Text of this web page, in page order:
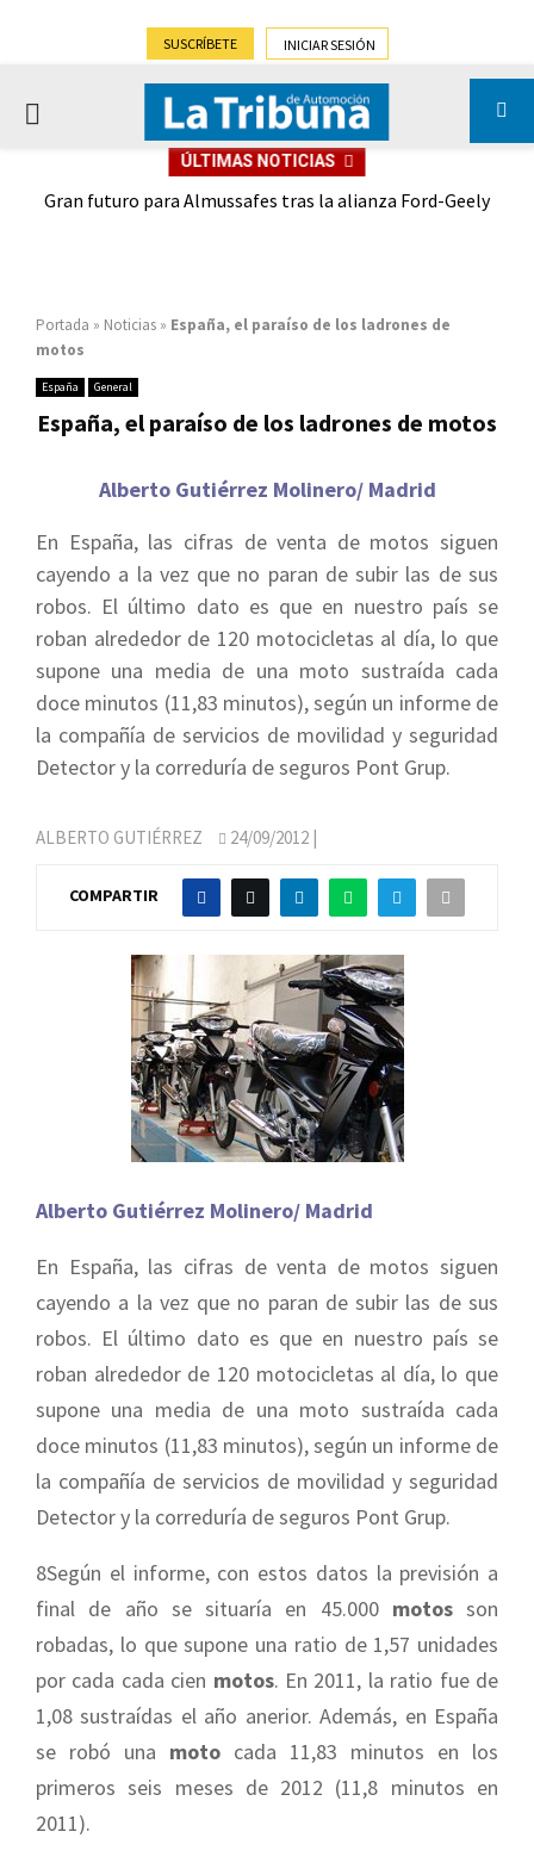
SUSCRÍBETE INICIAR SESIÓN
PRIMARY
ÚLTIMAS NOTICIAS
Gran futuro para Almussafes tras la alianza Ford-Geely
Portada » Noticias » España, el paraíso de los ladrones de
motos
España General
España, el paraíso de los ladrones de motos
Alberto Gutiérrez Molinero/ Madrid
En España, las cifras de venta de motos siguen
cayendo a la vez que no paran de subir las de sus
robos. El último dato es que en nuestro país se
roban alrededor de 120 motocicletas al día, lo que
supone una media de una moto sustraída cada
doce minutos (11,83 minutos), según un informe de
la compañía de servicios de movilidad y seguridad
Detector y la correduría de seguros Pont Grup.
ALBERTO GUTIÉRREZ 24/09/2012 |
COMPARTIR
Alberto Gutiérrez Molinero/ Madrid
En España, las cifras de venta de motos siguen
cayendo a la vez que no paran de subir las de sus
robos. El último dato es que en nuestro país se
roban alrededor de 120 motocicletas al día, lo que
supone una media de una moto sustraída cada
doce minutos (11,83 minutos), según un informe de
la compañía de servicios de movilidad y seguridad
Detector y la correduría de seguros Pont Grup.
8Según el informe, con estos datos la previsión a
final de año se situaría en 45.000 motosson
robadas, lo que supone una ratio de 1,57 unidades
por cada cada cien motos. En 2011, la ratio fue de
1,08 sustraídas el año anerior. Además, en España
se robó una moto cada 11,83 minutos en los
primeros seis meses de 2012 (11,8 minutos en
2011).